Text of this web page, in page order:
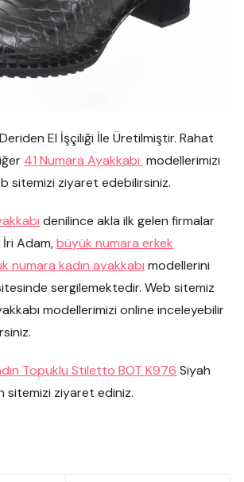
El İşçiliği İle Üretilmiştir. Rahat
41 Numara Ayakkabı modellerimizi
sitemizi ziyaret edebilirsiniz.
denilince akla ilk gelen firmalar
İri Adam,büyük numara erkek
numara kadın ayakkabı modellerini
sergilemektedir. Web sitemiz
modellerimizi online inceleyebilir
Topuklu Stiletto BOT K976 Siyah
sitemizi ziyaret ediniz.